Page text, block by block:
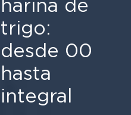
harina de
trigo:
desde 00
hasta
integral